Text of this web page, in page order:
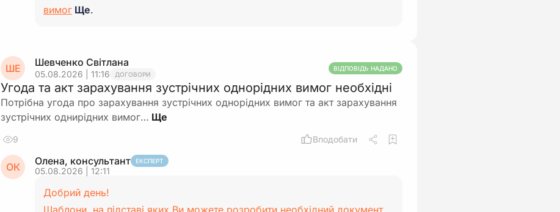
вимог Ще.
ШЕ Шевченко Світлана
05.08.2026 | 11:16 ДОГОВОРИ
ВІДПОВІДЬ НАДАНО
Угода та акт зарахування зустрічних однорідних вимог необхідні
Потрібна угода про зарахування зустрічних однорідних вимог та акт зарахування
зустрічних однирідних вимог…
9 Вподобати
ОК Олена, консультант ЕКСПЕРТ
05.08.2026 | 12:11
Добрий день!
Шаблони, на підставі яких Ви можете розробити необхідний документ